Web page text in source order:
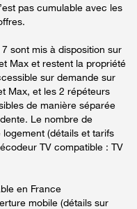
pas cumulable avec les
sont mis à disposition sur
Max et restent la propriété
sur demande sur
Max, et les 2 répéteurs
de manière séparée
Le nombre de
(détails et tarifs
TV compatible : TV
en France
mobile (détails sur